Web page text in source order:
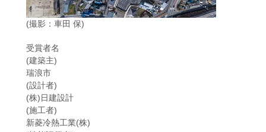
(撮影：車田 保)
受賞者名
(建築主)
瑞浪市
(設計者)
(株)日建設計
(施工者)
新菱冷熱工業(株)